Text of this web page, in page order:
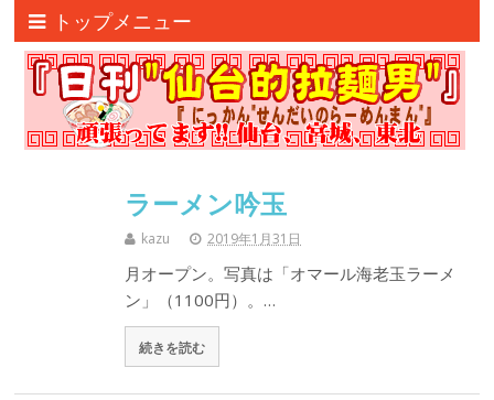
トップメニュー
ラーメン吟玉
kazu 2019年1月31日
月オープン。写真は「オマール海老玉ラーメ
ン」（1100円）。…
続きを読む